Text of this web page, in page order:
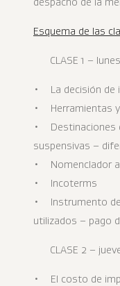
despacho de la
Esquema de las
CLASE 1 – lunes
• La decisión de
• Herramientas
• Destinaciones
suspensivas –
• Nomenclador
• Incoterms
• Instrumento de
utilizados – pago
CLASE 2 –
• El costo de